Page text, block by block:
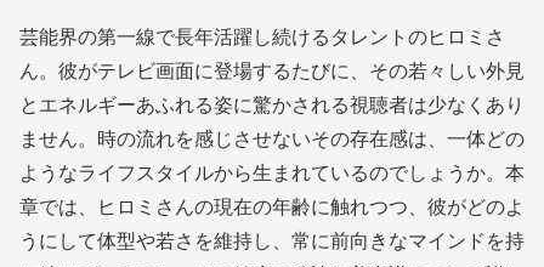
芸能界の第一線で長年活躍し続けるタレントのヒロミさ
ん。彼がテレビ画面に登場するたびに、その若々しい外見
とエネルギーあふれる姿に驚かされる視聴者は少なくあり
ません。時の流れを感じさせないその存在感は、一体どの
ようなライフスタイルから生まれているのでしょうか。本
章では、ヒロミさんの現在の年齢に触れつつ、彼がどのよ
うにして体型や若さを維持し、常に前向きなマインドを持